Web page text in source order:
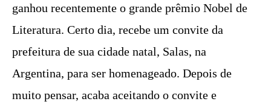
ganhou recentemente o grande prêmio Nobel de
Literatura. Certo dia, recebe um convite da
prefeitura de sua cidade natal, Salas, na
Argentina, para ser homenageado. Depois de
muito pensar, acaba aceitando o convite e